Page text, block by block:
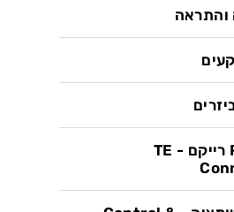
והתראה
Raychem רייקם - TE